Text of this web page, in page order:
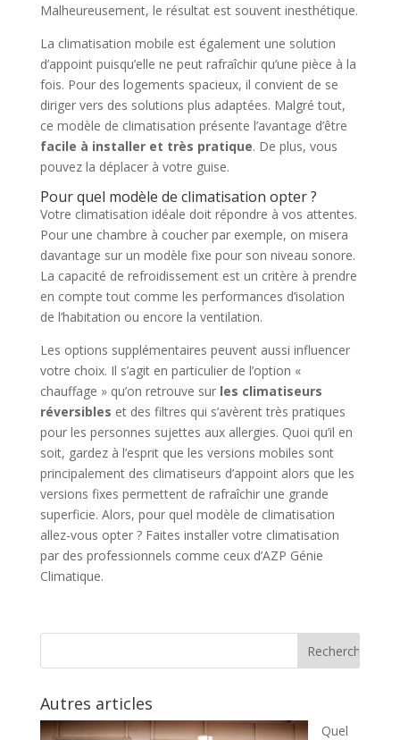
Malheureusement, le résultat est souvent inesthétique.
La climatisation mobile est également une solution
d’appoint puisqu’elle ne peut rafraîchir qu’une pièce à la
fois. Pour des logements spacieux, il convient de se
diriger vers des solutions plus adaptées. Malgré tout,
ce modèle de climatisation présente l’avantage d’être
facile à installer et très pratique. De plus, vous
pouvez la déplacer à votre guise.
Pour quel modèle de climatisation opter ?
Votre climatisation idéale doit répondre à vos attentes.
Pour une chambre à coucher par exemple, on misera
davantage sur un modèle fixe pour son niveau sonore.
La capacité de refroidissement est un critère à prendre
en compte tout comme les performances d’isolation
de l’habitation ou encore la ventilation.
Les options supplémentaires peuvent aussi influencer
votre choix. Il s’agit en particulier de l’option «
chauffage » qu’on retrouve sur les climatiseurs
réversibles et des filtres qui s’avèrent très pratiques
pour les personnes sujettes aux allergies. Quoi qu’il en
soit, gardez à l’esprit que les versions mobiles sont
principalement des climatiseurs d’appoint alors que les
versions fixes permettent de rafraîchir une grande
superficie. Alors, pour quel modèle de climatisation
allez-vous opter ? Faites installer votre climatisation
par des professionnels comme ceux d’AZP Génie
Climatique.
Autres articles
Quel